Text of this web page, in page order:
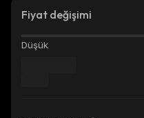
Fiyat değişimi
Düşük